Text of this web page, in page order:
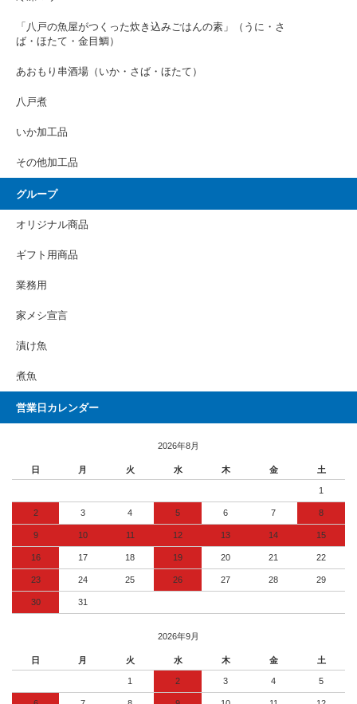
「八戸の魚屋がつくった炊き込みごはんの素」（うに・さ
ば・ほたて・金目鯛）
あおもり串酒場（いか・さば・ほたて）
八戸煮
いか加工品
その他加工品
グループ
オリジナル商品
ギフト用商品
業務用
家メシ宣言
漬け魚
煮魚
営業日カレンダー
2026年8月
日 月 火 水 木 金 土
1
2 3 4 5 6 7 8
9 10 11 12 13 14 15
16 17 18 19 20 21 22
23 24 25 26 27 28 29
30 31
2026年9月
日 月 火 水 木 金 土
1 2 3 4 5